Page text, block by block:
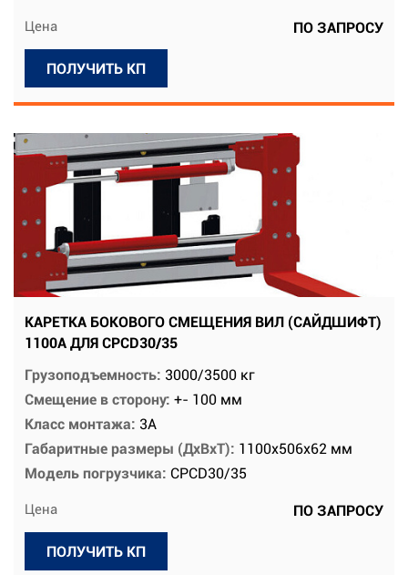
Цена ПО ЗАПРОСУ
ПОЛУЧИТЬ КП
КАРЕТКА БОКОВОГО СМЕЩЕНИЯ ВИЛ (САЙДШИФТ)
1100A ДЛЯ CPCD30/35
Грузоподъемность: 3000/3500 кг
Смещение в сторону: +- 100 мм
Класс монтажа: 3А
Габаритные размеры (ДхВхТ): 1100х506х62 мм
Модель погрузчика: CPCD30/35
Цена ПО ЗАПРОСУ
ПОЛУЧИТЬ КП